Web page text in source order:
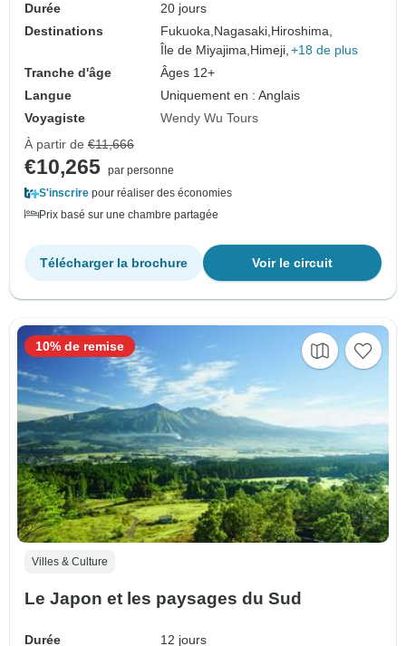
Durée
20 jours
Destinations
Fukuoka,Nagasaki,Hiroshima,
Île de Miyajima,Himeji, +18 de plus
Tranche d'âge
Âges 12+
Langue
Uniquement en : Anglais
Voyagiste
Wendy Wu Tours
À partir de €11,666
€10,265 par personne
S'inscrire pour réaliser des économies
Prix basé sur une chambre partagée
Voir le circuit
Télécharger la brochure
Villes & Culture
Le Japon et les paysages du Sud
Durée 12 jours
10% de remise